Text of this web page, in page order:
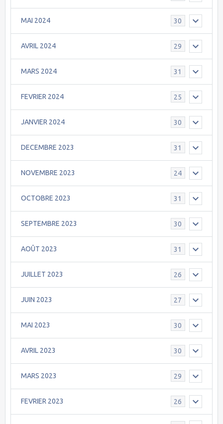
MAI 2024 30
AVRIL 2024 29
MARS 2024 31
FEVRIER 2024 25
JANVIER 2024 30
DECEMBRE 2023 31
NOVEMBRE 2023 24
OCTOBRE 2023 31
SEPTEMBRE 2023 30
AOÛT 2023 31
JUILLET 2023 26
JUIN 2023 27
MAI 2023 30
AVRIL 2023 30
MARS 2023 29
FEVRIER 2023 26